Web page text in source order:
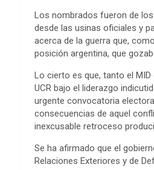
Los nombrados fueron de
desde las usinas oficiales y
acerca de la guerra que,
posición argentina, que
Lo cierto es que, tanto el
UCR bajo el liderazgo
urgente convocatoria
consecuencias de aquel
inexcusable retroceso
Se ha afirmado que el
Relaciones Exteriores y de